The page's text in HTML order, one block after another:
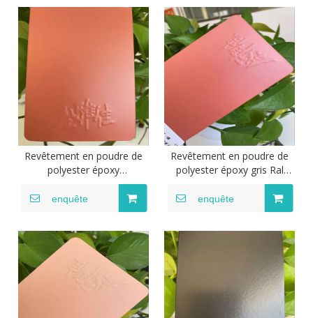
Revêtement en poudre de
polyester époxy
thermodurcissable par
pulvérisation électrostatique
Revêtements en poudre
enquête
Revêtement en poudre de
polyester époxy gris Ral
7032 Revêtement en poudre
de polyester époxy
thermodurcissable par
enquête